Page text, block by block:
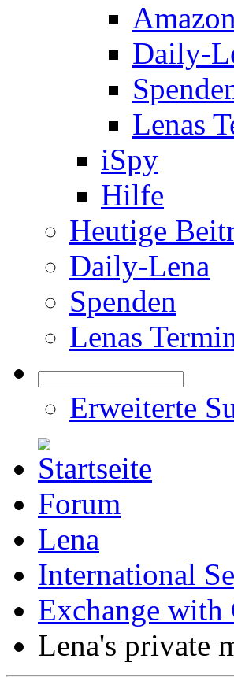
Daily-
Lenas
iSpy
Hilfe
Heutige
Daily-Lena
Spenden
Lenas
Erweiterte
Forum
Lena
International
Exchange with
Lena's private